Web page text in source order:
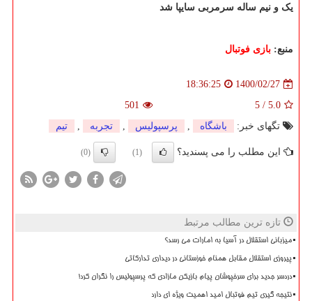
یک و نیم ساله سرمربی سایپا شد
منبع: بازی فوتبال
1400/02/27
18:36:25
5.0
/
5
501
تگهای خبر:
باشگاه , پرسپولیس , تجربه , تیم
این مطلب را می پسندید؟ (1)
(0)
تازه ترین مطالب مرتبط
میزبانی استقلال در آسیا به امارات می رسد؟
پیروزی استقلال مقابل همنام خوزستانی در دیداری تدارکاتی
دردسر جدید برای سرخپوشان پیام بازیکن مازادی که پرسپولیس را نگران کرد!
نتیجه گیری تیم فوتبال امید اهمیت ویژه ای دارد